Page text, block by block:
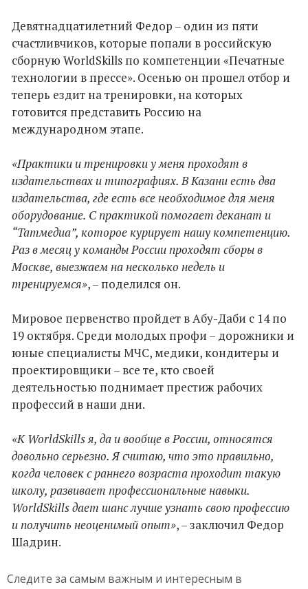
Девятнадцатилетний Федор – один из пяти
счастливчиков, которые попали в российскую
сборную WorldSkills по компетенции «Печатные
технологии в прессе». Осенью он прошел отбор и
теперь ездит на тренировки, на которых
готовится представить Россию на
международном этапе.
«Практики и тренировки у меня проходят в
издательствах и типографиях. В Казани есть два
издательства, где есть все необходимое для меня
оборудование. С практикой помогает деканат и
“Татмедиа”, которое курирует нашу компетенцию.
Раз в месяц у команды России проходят сборы в
Москве, выезжаем на несколько недель и
тренируемся», – поделился он.
Мировое первенство пройдет в Абу-Даби с 14 по
19 октября. Среди молодых профи – дорожники и
юные специалисты МЧС, медики, кондитеры и
проектировщики – все те, кто своей
деятельностью поднимает престиж рабочих
профессий в наши дни.
«К WorldSkills я, да и вообще в России, относятся
довольно серьезно. Я считаю, что это правильно,
когда человек с раннего возраста проходит такую
школу, развивает профессиональные навыки.
WorldSkills дает шанс лучше узнать свою профессию
и получить неоценимый опыт», – заключил Федор
Шадрин.
Следите за самым важным и интересным в